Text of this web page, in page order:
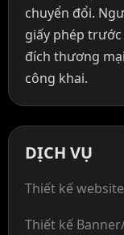
chuyển đổi.
giấy phép
đích thương
công khai.
DỊCH VỤ
Thiết kế website
Thiết kế